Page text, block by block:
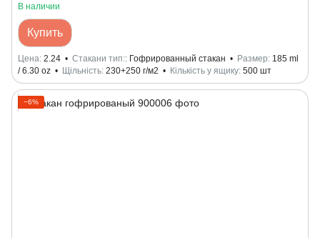
В наличии
Купить
Цена 2.24 Стакани тип: Гофрированный стакан Размер 185 ml
/ 6.30 oz
Щільність 230+250 г/м2 Кількість у ящику 500 шт
−6%